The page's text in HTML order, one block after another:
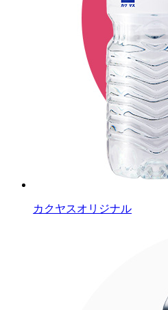
カクヤスオリジナル